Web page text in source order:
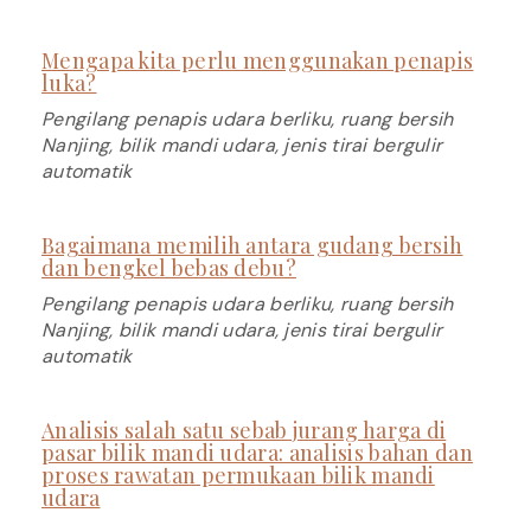
Mengapa kita perlu menggunakan penapis
luka?
Pengilang penapis udara berliku, ruang bersih
Nanjing, bilik mandi udara, jenis tirai bergulir
automatik
Bagaimana memilih antara gudang bersih
dan bengkel bebas debu?
Pengilang penapis udara berliku, ruang bersih
Nanjing, bilik mandi udara, jenis tirai bergulir
automatik
Analisis salah satu sebab jurang harga di
pasar bilik mandi udara: analisis bahan dan
proses rawatan permukaan bilik mandi
udara